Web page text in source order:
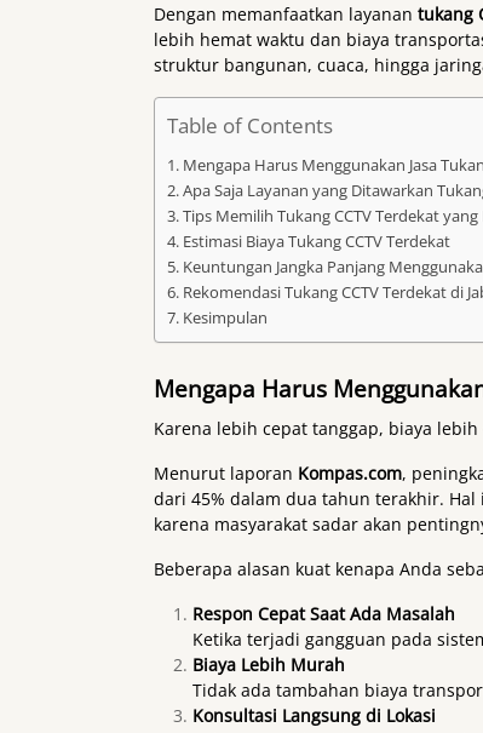
Dengan memanfaatkan layanan tukang
lebih hemat waktu dan biaya
struktur bangunan, cuaca, hingga
Table of Contents
Mengapa Harus Menggunakan Jasa
Apa Saja Layanan yang Ditawarkan
Tips Memilih Tukang CCTV Terdekat
Estimasi Biaya Tukang CCTV Terdekat
Keuntungan Jangka Panjang
Rekomendasi Tukang CCTV Terdekat di
Kesimpulan
Mengapa Harus
Karena lebih cepat tanggap, biaya
Menurut laporan Kompas.com,
dari 45% dalam dua tahun terakhir.
karena masyarakat sadar akan
Beberapa alasan kuat kenapa Anda
Respon Cepat Saat Ada Masalah
Ketika terjadi gangguan pada
Biaya Lebih Murah
Tidak ada tambahan biaya
Konsultasi Langsung di Lokasi